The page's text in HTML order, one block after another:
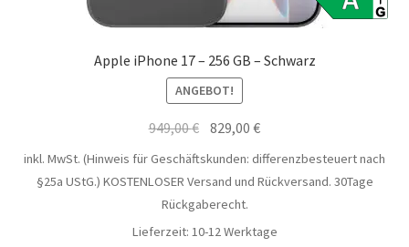
Apple iPhone 17 – 256 GB – Schwarz
ANGEBOT!
949,00€ Ursprünglicher
Preis
949,00 €
829,00€Aktueller
Preis
ist:
inkl. MwSt. (Hinweis für Geschäftskunden: differenzbesteuert nach
§25a UStG.) KOSTENLOSER Versand und Rückversand. 30Tage
Rückgaberecht.
Lieferzeit: 10-12 Werktage